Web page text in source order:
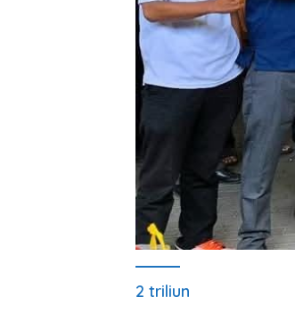
2 triliun